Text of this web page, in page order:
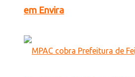
em Envira